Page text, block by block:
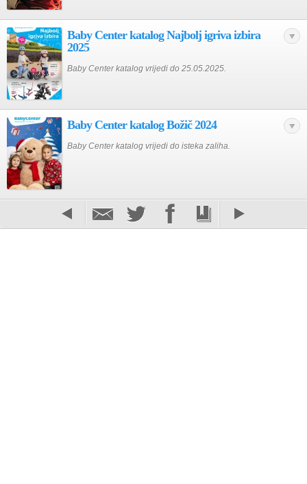
Baby Center katalog Najbolj igriva izbira
2025
Baby Center katalog vrijedi do 25.05.2025.
Baby Center katalog Božič 2024
Baby Center katalog vrijedi do isteka zaliha.